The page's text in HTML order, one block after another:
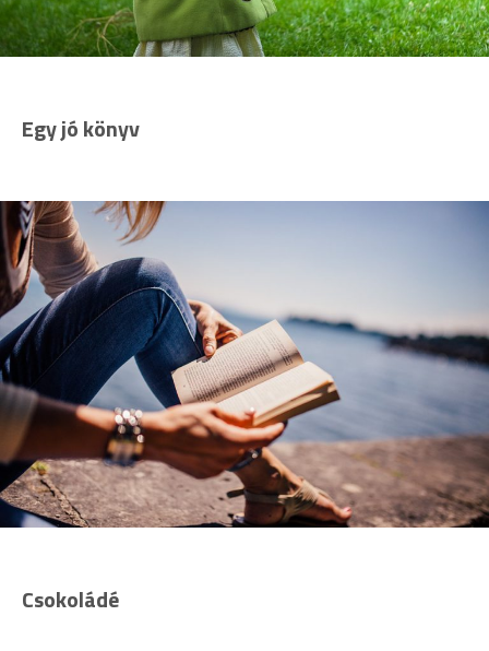
Egy jó könyv
Csokoládé